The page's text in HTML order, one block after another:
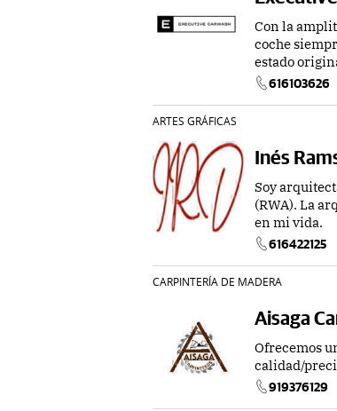
Con la
coche
estado
616103626
ARTES GRÁFICAS
Inés
Soy
(RWA). La
en mi vida.
616422125
CARPINTERÍA DE MADERA
Aisaga
Ofrecemos
calidad/
919376129